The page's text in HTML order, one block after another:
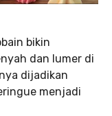
bikin
dan lumer di
dijadikan
menjadi